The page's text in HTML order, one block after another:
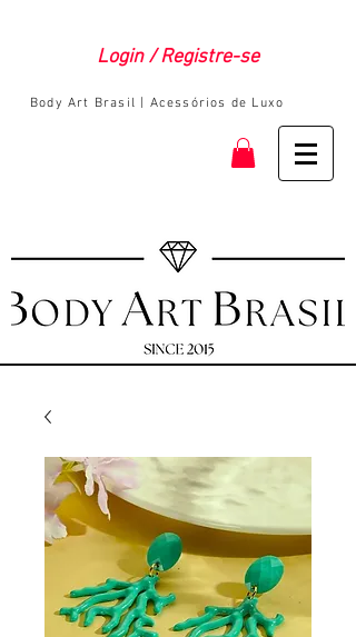
Login / Registre-se
Body Art Brasil | Acessórios de Luxo